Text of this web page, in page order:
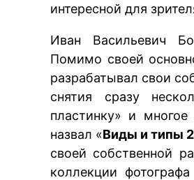
интересной для
Иван Васильевич
Помимо своей
разрабатывал свои
снятия сразу
пластинку» и
назвал «Виды и типы
своей собственной
коллекции